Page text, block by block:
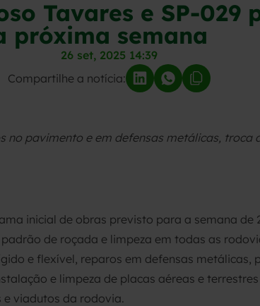
Tavares e SP-029
próxima semana
26 set, 2025 14:39
Compartilhe a notícia:
no pavimento e em defensas metálicas, troca
inicial de obras previsto para a semana de
de roçada e limpeza em todas as
e flexível, reparos em defensas metálicas,
e limpeza de placas aéreas e
e viadutos da rodovia.